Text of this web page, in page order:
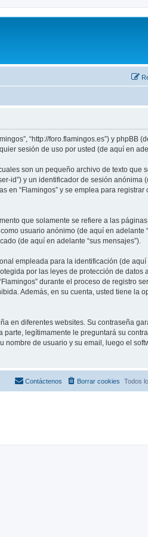
“http://foro.flamingos.es”) y phpBB
sesión de uso por usted (de aquí en
son un pequeño archivo de texto que
id”) y un identificador de sesión anónima
en “Flamingos” y se emplea para registrar
que solamente se refiere a las
usuario anónimo (de aquí en adelante
(de aquí en adelante “sus mensajes”).
empleada para la identificación (de aquí
por las leyes de protección de datos
durante el proceso de registro
Además, en su cuenta, usted tiene la
en diferentes websites. Su contraseña
parte, legítimamente le preguntará su
nombre de usuario y su email, luego el
Todos
Borrar cookies
Contáctenos